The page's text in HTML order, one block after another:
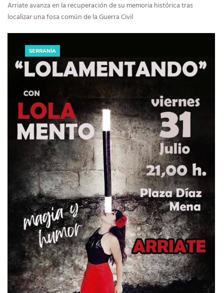
Arriate avanza en la recuperación de su memoria histórica tras
localizar una fosa común de la Guerra Civil
SERRANÍA